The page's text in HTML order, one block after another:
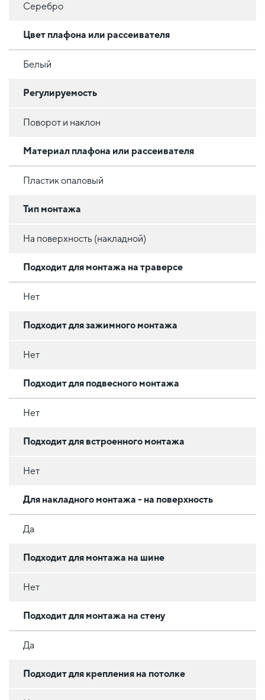
Серебро
Цвет плафона или рассеивателя
Белый
Регулируемость
Поворот и наклон
Материал плафона или рассеивателя
Пластик опаловый
Тип монтажа
На поверхность (накладной)
Подходит для монтажа на траверсе
Нет
Подходит для зажимного монтажа
Нет
Подходит для подвесного монтажа
Нет
Подходит для встроенного монтажа
Нет
Для накладного монтажа - на поверхность
Да
Подходит для монтажа на шине
Нет
Подходит для монтажа на стену
Да
Подходит для крепления на потолке